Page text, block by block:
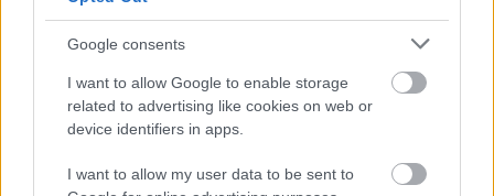
Google consents
I want to allow Google to enable storage
related to advertising like cookies on web or
device identifiers in apps.
I want to allow my user data to be sent to
pogácsa
A Máriafürdő - Györök ingajárat